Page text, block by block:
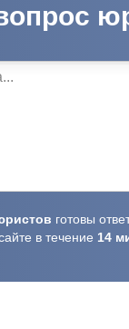
готовы
в течение 14